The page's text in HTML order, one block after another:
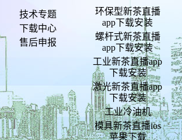
技术专题
下载中心
售后申报
环保型新茶直播
app下载安装
螺杆式新茶直播
app下载安装
工业新茶直播app
下载安装
激光新茶直播app
下载安装
工业冷油机
模具新茶直播ios
苹果下载